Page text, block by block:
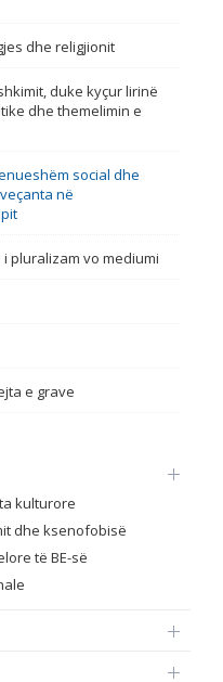
dhe religjionit
duke kyçur lirinë
dhe themelimin e
social dhe
në
pluralizam vo mediumi
e grave
kulturore
dhe ksenofobisë
të BE-së